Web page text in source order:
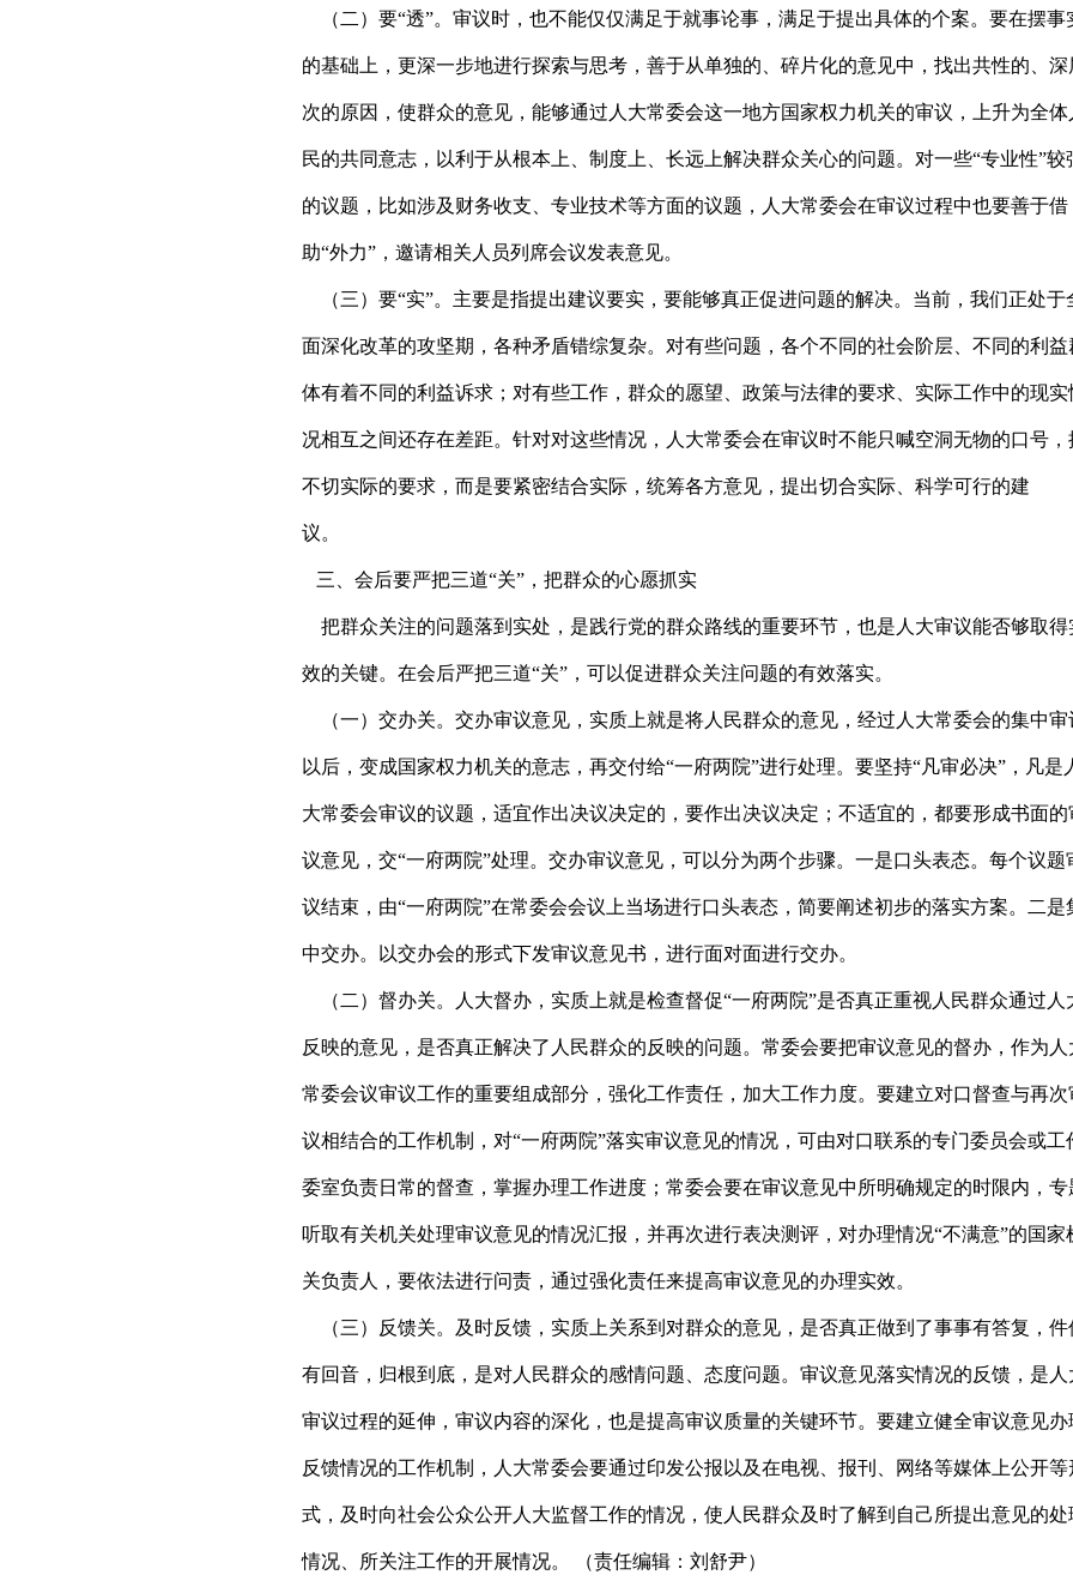
（二）要“透”。审议时，也不能仅仅满足于就事论事，满足于提出具体的个案。要在摆事
的基础上，更深一步地进行探索与思考，善于从单独的、碎片化的意见中，找出共性的、深
次的原因，使群众的意见，能够通过人大常委会这一地方国家权力机关的审议，上升为全体
民的共同意志，以利于从根本上、制度上、长远上解决群众关心的问题。对一些“专业性”较
的议题，比如涉及财务收支、专业技术等方面的议题，人大常委会在审议过程中也要善于借
助“外力”，邀请相关人员列席会议发表意见。
（三）要“实”。主要是指提出建议要实，要能够真正促进问题的解决。当前，我们正处于
面深化改革的攻坚期，各种矛盾错综复杂。对有些问题，各个不同的社会阶层、不同的利益
体有着不同的利益诉求；对有些工作，群众的愿望、政策与法律的要求、实际工作中的现实
况相互之间还存在差距。针对对这些情况，人大常委会在审议时不能只喊空洞无物的口号，
不切实际的要求，而是要紧密结合实际，统筹各方意见，提出切合实际、科学可行的建
议。
三、会后要严把三道“关”，把群众的心愿抓实
把群众关注的问题落到实处，是践行党的群众路线的重要环节，也是人大审议能否够取得
效的关键。在会后严把三道“关”，可以促进群众关注问题的有效落实。
（一）交办关。交办审议意见，实质上就是将人民群众的意见，经过人大常委会的集中审
以后，变成国家权力机关的意志，再交付给“一府两院”进行处理。要坚持“凡审必决”，凡是
大常委会审议的议题，适宜作出决议决定的，要作出决议决定；不适宜的，都要形成书面的
议意见，交“一府两院”处理。交办审议意见，可以分为两个步骤。一是口头表态。每个议题
议结束，由“一府两院”在常委会会议上当场进行口头表态，简要阐述初步的落实方案。二是
中交办。以交办会的形式下发审议意见书，进行面对面进行交办。
（二）督办关。人大督办，实质上就是检查督促“一府两院”是否真正重视人民群众通过人
反映的意见，是否真正解决了人民群众的反映的问题。常委会要把审议意见的督办，作为人
常委会议审议工作的重要组成部分，强化工作责任，加大工作力度。要建立对口督查与再次
议相结合的工作机制，对“一府两院”落实审议意见的情况，可由对口联系的专门委员会或工
委室负责日常的督查，掌握办理工作进度；常委会要在审议意见中所明确规定的时限内，专
听取有关机关处理审议意见的情况汇报，并再次进行表决测评，对办理情况“不满意”的国家
关负责人，要依法进行问责，通过强化责任来提高审议意见的办理实效。
（三）反馈关。及时反馈，实质上关系到对群众的意见，是否真正做到了事事有答复，件
有回音，归根到底，是对人民群众的感情问题、态度问题。审议意见落实情况的反馈，是人
审议过程的延伸，审议内容的深化，也是提高审议质量的关键环节。要建立健全审议意见办
反馈情况的工作机制，人大常委会要通过印发公报以及在电视、报刊、网络等媒体上公开等
式，及时向社会公众公开人大监督工作的情况，使人民群众及时了解到自己所提出意见的处
情况、所关注工作的开展情况。 （责任编辑：刘舒尹）